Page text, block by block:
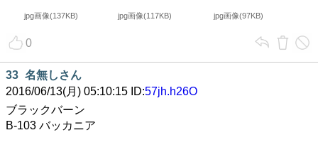
jpg画像(137KB) jpg画像(117KB) jpg画像(97KB)
0
33 名無しさん
2016/06/13(月) 05:10:15 ID:57jh.h26O
ブラックバーン
B-103 バッカニア